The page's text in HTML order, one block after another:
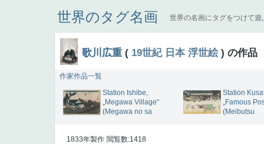
世界のタグ名画 世界の名画にタグをつけて遊
歌川広重 ( 19世紀 日本 浮世絵) の作品
作家作品一覧
Station Ishibe,
„Megawa Village“
(Megawa no sa
Station
„Famous
(Meibutsu
1833年製作 閲覧数:1418